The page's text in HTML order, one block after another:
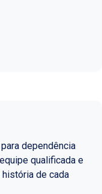
dependência
qualificada e
de cada